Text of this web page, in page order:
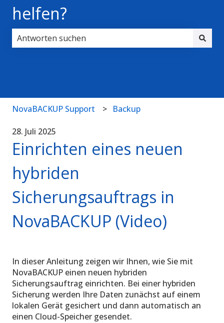
helfen?
NovaBACKUP Support Backup
28. Juli 2025
Einrichten eines neuen
hybriden
Sicherungsauftrags in
NovaBACKUP (Video)
In dieser Anleitung zeigen wir Ihnen, wie Sie mit
NovaBACKUP einen neuen hybriden
Sicherungsauftrag einrichten. Bei einer hybriden
Sicherung werden Ihre Daten zunächst auf einem
lokalen Gerät gesichert und dann automatisch an
einen Cloud-Speicher gesendet.